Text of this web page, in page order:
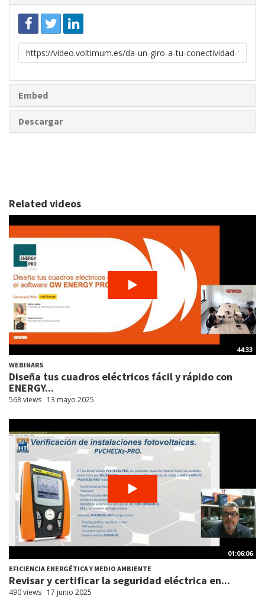
Enlace
para
Embed
Descargar
Related videos
44:33
WEBINARS
Diseña tus cuadros eléctricos fácil y rápido con
ENERGY...
568 views 13 mayo 2025
01:06:06
EFICIENCIA ENERGÉTICA Y MEDIO AMBIENTE
Revisar y certificar la seguridad eléctrica en...
490 views 17 junio 2025